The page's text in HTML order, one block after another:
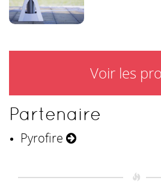
Voir les
Partenaire
Pyrofire